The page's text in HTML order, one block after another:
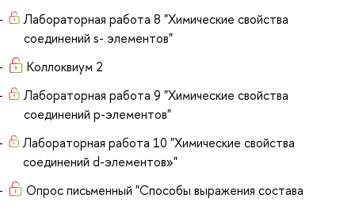
Лабораторная работа 8 "Химические свойства
соединений s- элементов"
Коллоквиум 2
Лабораторная работа 9 "Химические свойства
соединений p-элементов"
Лабораторная работа 10 "Химические свойства
соединений d-элементов»"
Опрос письменный "Способы выражения состава